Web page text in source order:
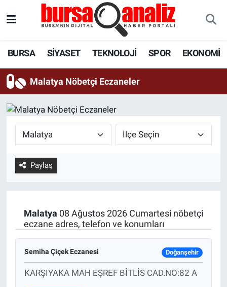
BURSA SİYASET TEKNOLOJİ SPOR EKONOMİ
Malatya Nöbetçi Eczaneler
Paylaş
Malatya 08 Ağustos 2026 Cumartesi nöbetçi
eczane adres, telefon ve konumları
Semiha Çiçek Eczanesi Doğanşehir
KARŞIYAKA MAH EŞREF BİTLİS CAD.NO:82 A
SPOR
EKONOMİ
SAĞLIK
BLOG
Süper Lig Puan Durumu ve Fikstür
Tüm Manşetler
Son Dakika Haberleri